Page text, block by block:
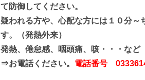
て防御してください。
疑われる方や、心配な方には１０分～
す。（発熱外来）
発熱、倦怠感、咽頭痛、咳・・・など
⇒お電話ください。 電話番号